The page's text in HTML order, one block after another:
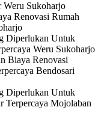
Sukoharjo
Renovasi Rumah
Diperlukan Untuk
Weru Sukoharjo
Biaya Renovasi
Bendosari
Diperlukan Untuk
Terpercaya Mojolaban